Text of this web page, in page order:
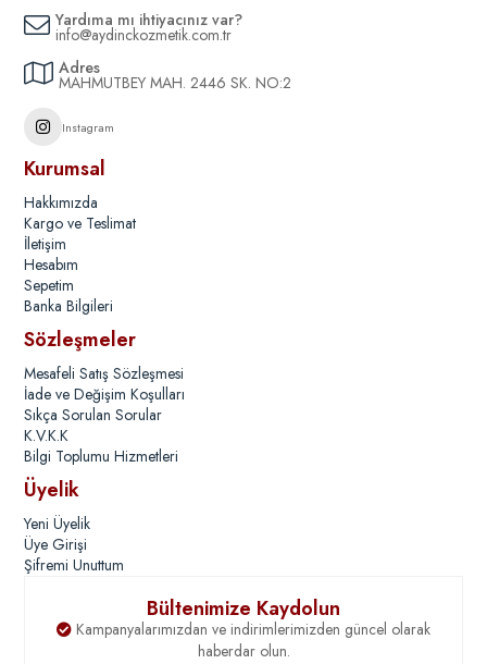
Yardıma mı ihtiyacınız var?
info@aydinckozmetik.com.tr
Adres
MAHMUTBEY MAH. 2446 SK. NO:2
Instagram
Kurumsal
Hakkımızda
Kargo ve Teslimat
İletişim
Hesabım
Sepetim
Banka Bilgileri
Sözleşmeler
Mesafeli Satış Sözleşmesi
İade ve Değişim Koşulları
Sıkça Sorulan Sorular
K.V.K.K
Bilgi Toplumu Hizmetleri
Üyelik
Yeni Üyelik
Üye Girişi
Şifremi Unuttum
Bültenimize Kaydolun
Kampanyalarımızdan ve indirimlerimizden güncel olarak
haberdar olun.